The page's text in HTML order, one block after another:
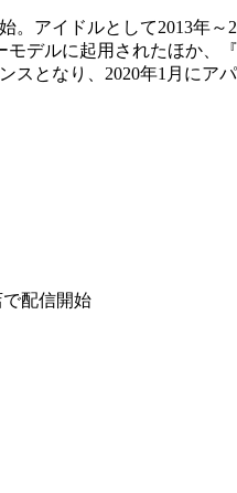
イドルとして2013年～
デルに起用されたほか、
となり、2020年1月にア
配信開始